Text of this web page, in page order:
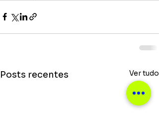
Posts recentes Ver tudo